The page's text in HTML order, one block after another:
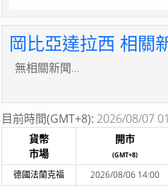
岡比亞達拉西 相關
無相關新聞...
目前時間(GMT+8): 2026/08/07
貨幣
市場
開市
(GMT+8)
德國法蘭克福 2026/08/06 14:00